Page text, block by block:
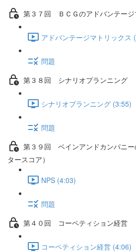
第３７回 ＢＣＧのアドバンテージ
アドバンテージマトリックス
問題
第３８回 シナリオプランニング
シナリオプランニング (3:55)
問題
第３９回 ベインアンドカンパニー
タースコア）
NPS (4:03)
問題
第４０回 コーペティション経営
コーペティション経営 (4:06)